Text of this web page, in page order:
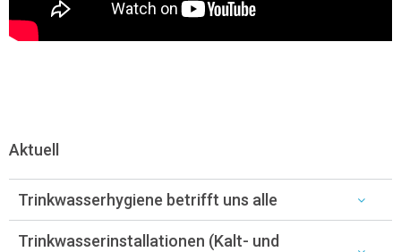
Aktuell
Trinkwasserhygiene betrifft uns alle
Trinkwasserinstallationen (Kalt- und